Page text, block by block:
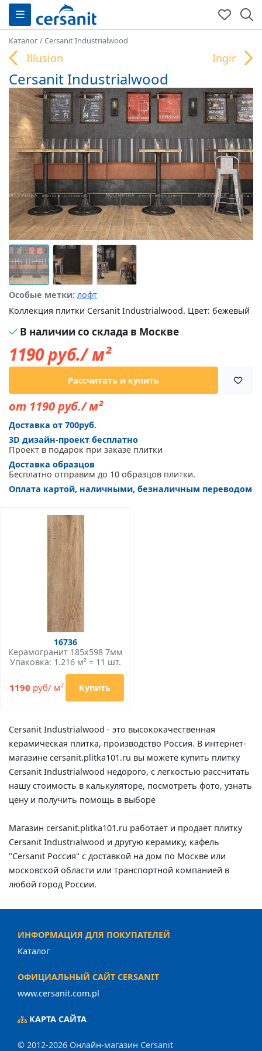
Каталог/Cersanit Industrialwood
Illusion Ingir
Cersanit Industrialwood
Особые метки: лофт
Коллекция плитки Cersanit Industrialwood. Цвет: бежевый
В наличии со склада в Москве
1190руб./ м²
Рассчитать и купить
от 1190 руб./ м²
Доставка от 700руб.
3D дизайн-проект бесплатно
Проект в подарок при заказе плитки
Доставка образцов
Бесплатно отправим до 10 образцов плитки.
Оплата картой, наличными, безналичным переводом
16736
Керамогранит 185x598 7мм
Упаковка: 1.216 м² = 11 шт.
1190 руб/ м2 Купить
Cersanit Industrialwood - это высококачественная
керамическая плитка, производство Россия. В интернет-
магазине cersanit.plitka101.ru вы можете купить плитку
Cersanit Industrialwood недорого, с легкостью рассчитать
нашу стоимость в калькуляторе, посмотреть фото, узнать
цену и получить помощь в выборе
Магазин cersanit.plitka101.ru работает и продает плитку
Cersanit Industrialwood и другую керамику, кафель
"Cersanit Россия" с доставкой на дом по Москве или
московской области или транспортной компанией в
любой город России.
ИНФОРМАЦИЯ ДЛЯ ПОКУПАТЕЛЕЙ
Каталог
ОФИЦИАЛЬНЫЙ САЙТ CERSANIT
www.cersanit.com.pl
КАРТА САЙТА
© 2012-2026 Онлайн-магазин Cersanit